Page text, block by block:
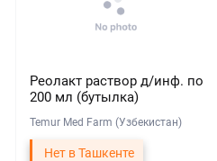
Реолакт раствор д/инф. по
200 мл (бутылка)
Temur Med Farm (Узбекистан)
Нет в Ташкенте